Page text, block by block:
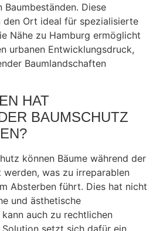
Baumbeständen. Diese
den Ort ideal für spezialisierte
Nähe zu Hamburg ermöglicht
urbanen Entwicklungsdruck,
Baumlandschaften
HAT
BAUMSCHUTZ
können Bäume während der
was zu irreparablen
Absterben führt. Dies hat nicht
und ästhetische
auch zu rechtlichen
setzt sich dafür ein,